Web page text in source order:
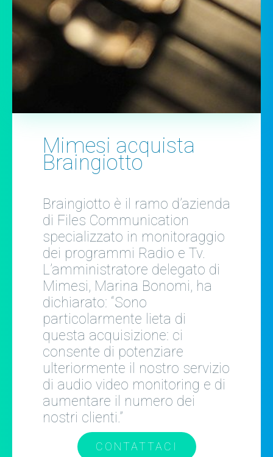
Mimesi acquista
Braingiotto
Braingiotto è il ramo d’azienda
di Files Communication
specializzato in monitoraggio
dei programmi Radio e Tv.
L’amministratore delegato di
Mimesi, Marina Bonomi, ha
dichiarato: “Sono
particolarmente lieta di
questa acquisizione: ci
consente di potenziare
ulteriormente il nostro servizio
di audio video monitoring e di
aumentare il numero dei
nostri clienti.”
CONTATTACI